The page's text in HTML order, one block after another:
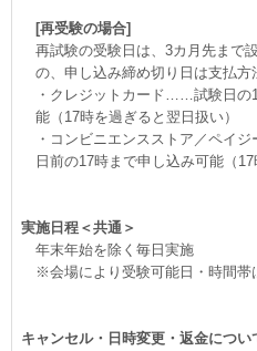
[再受験の場合]
再試験の受験日は、3カ月先まで
の、申し込み締め切り日は支払方
・クレジットカード……試験日の
能（17時を過ぎると翌日扱い）
・コンビニエンスストア／ペイ
日前の17時まで申し込み可能（17
実施日程＜共通＞
年末年始を除く毎日実施
※会場により受験可能日・時間帯
キャンセル・日時変更・返金につい